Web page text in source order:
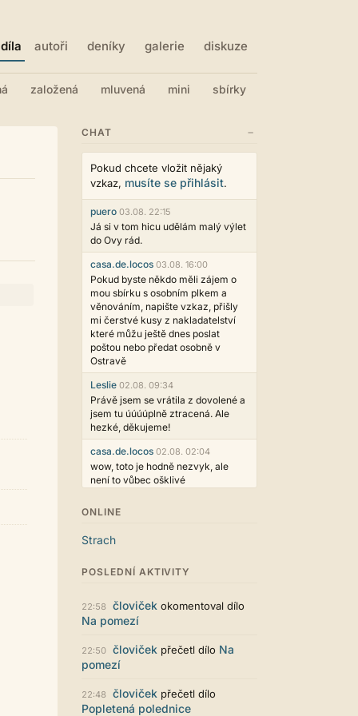
díla autoři deníky galerie diskuze
založená mluvená mini sbírky
CHAT −
Pokud chcete vložit nějaký
vzkaz, musíte se přihlásit.
puero 03.08. 22:15
Já si v tom hicu udělám malý výlet
do Ovy rád.
casa.de.locos 03.08. 16:00
Pokud byste někdo měli zájem o
mou sbírku s osobním plkem a
věnováním, napište vzkaz, přišly
mi čerstvé kusy z nakladatelství
které můžu ještě dnes poslat
poštou nebo předat osobně v
Ostravě
Leslie 02.08. 09:34
Právě jsem se vrátila z dovolené a
jsem tu úúúúplně ztracená. Ale
hezké, děkujeme!
casa.de.locos 02.08. 02:04
wow, toto je hodně nezvyk, ale
není to vůbec ošklivé
Už i počet přečtení jde vidět,
reklama co zasahovala do chatu je
myslím také už v pořádku,
Líbí se mi tmavá varianta nového
vzhledu. Na některých místech
jsou sice mezi prvky příliš velké
určitě to půjde upravit místním
stylem... Celkově je styl dobře
puero 29.07. 11:53
ONLINE
Strach
POSLEDNÍ AKTIVITY
22:58 človiček okomentoval dílo
Na pomezí
22:50 človiček přečetl dílo Na
pomezí
22:48 človiček přečetl dílo
Popletená polednice